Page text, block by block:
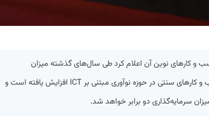
و کارهای نوین آن اعلام کرد طی سال‌های گذشته میزان
سرمایه‌گذاری کسب و کارهای سنتی در حوزه نوآوری مبتنی بر ICT افزایش یافته است و